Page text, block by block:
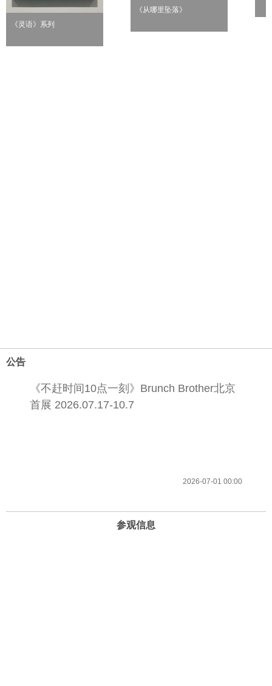
《灵语》系列
《从哪里坠落》
公告
《不赶时间10点一刻》Brunch Brother北京
首展 2026.07.17-10.7
2026-07-01 00:00
参观信息